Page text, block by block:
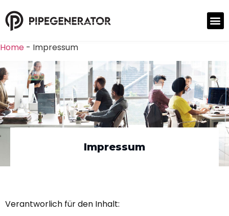
Home - Impressum
Impressum
Verantworlich für den Inhalt: